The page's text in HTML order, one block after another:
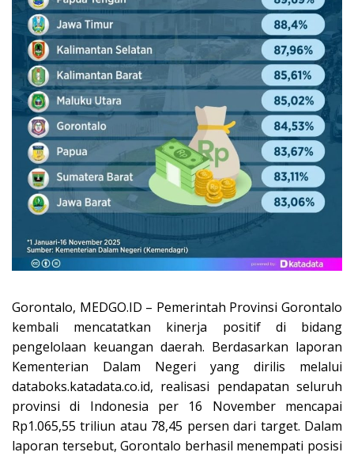
Gorontalo, MEDGO.ID – Pemerintah Provinsi Gorontalo
kembali mencatatkan kinerja positif di bidang
pengelolaan keuangan daerah. Berdasarkan laporan
Kementerian Dalam Negeri yang dirilis melalui
databoks.katadata.co.id, realisasi pendapatan seluruh
provinsi di Indonesia per 16 November mencapai
Rp1.065,55 triliun atau 78,45 persen dari target. Dalam
laporan tersebut, Gorontalo berhasil menempati posisi